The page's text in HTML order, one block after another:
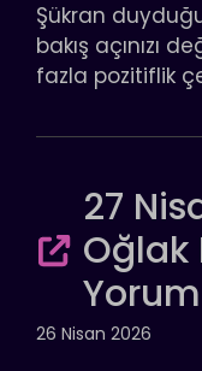
Şükran
bakış açınızı
fazla pozitiflik
27
Oğlak
26 Nisan 2026